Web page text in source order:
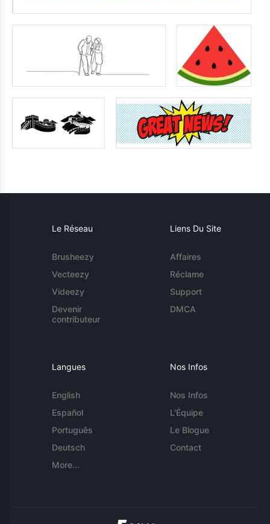
Le Réseau
Brusheezy
Vecteezy
Videezy
Devenir
contributeur
Liens Du Site
Affaires
Réclame
Support
DMCA
Langues
English
Español
Português
Deutsch
More...
Nos Infos
Nos Infos
L'Équipe
Le Blogue
Contact